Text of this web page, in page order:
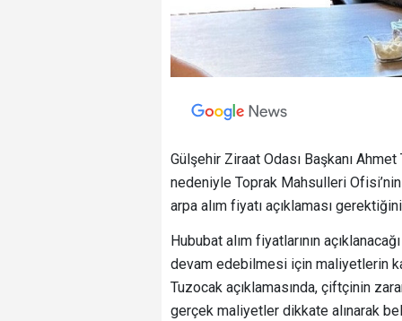
Gülşehir Ziraat Odası Başkanı
nedeniyle Toprak Mahsulleri
arpa alım fiyatı açıklaması
Hububat alım fiyatlarının
devam edebilmesi için maliyetlerin
Tuzocak açıklamasında, çiftçinin
gerçek maliyetler dikkate alınarak